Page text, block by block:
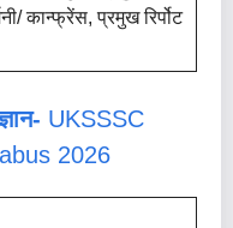
कान्फ्रेंस, प्रमुख रिर्पोट
UKSSSC
2026